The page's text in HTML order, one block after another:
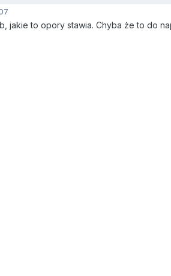
jakie to opory stawia. Chyba że to do